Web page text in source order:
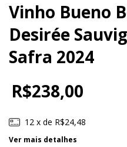
Vinho Bueno
Desirée
Safra 2024
R$238,00
12 x de R$24,48
Ver mais detalhes